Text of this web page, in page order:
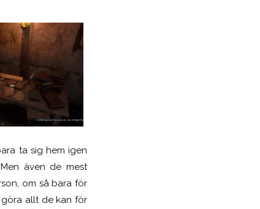
ta sig hem igen
även de mest
om så bara för
allt de kan för